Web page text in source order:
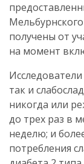
получены от
на момент
так и
никогда или
до трех раз в
неделю; и
потребления